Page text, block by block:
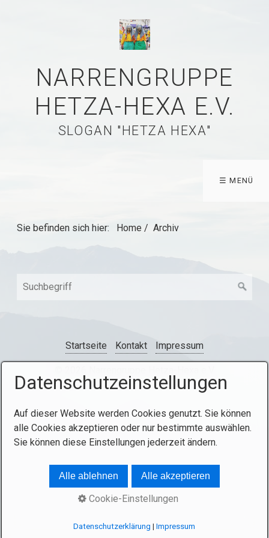
NARRENGRUPPE
HETZA-HEXA E.V.
SLOGAN "HETZA HEXA"
☰ MENÜ
Sie befinden sich hier: Home / Archiv
Startseite Kontakt Impressum
Datenschutzeinstellungen
Auf dieser Website werden Cookies genutzt. Sie können
alle Cookies akzeptieren oder nur bestimmte auswählen.
Sie können diese Einstellungen jederzeit ändern.
Alle ablehnen Alle akzeptieren
Cookie-Einstellungen
Datenschutzerklärung |Impressum